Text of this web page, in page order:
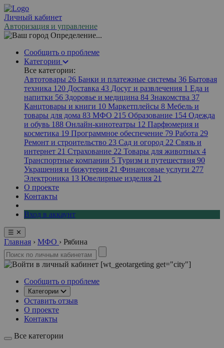
Личный кабинет
Авторизация и управление
Определение...
Сообщить о проблеме
Категории
Все категории:
Автотовары 26 Банки и платежные системы 36 Бытовая
техника 120 Доставка 43 Досуг и развлечения 1 Еда и
напитки 56 Здоровье и медицина 84 Знакомства 37
Канцтовары и книги 10 Маркетплейсы 8 Мебель и
товары для дома 83 МФО 215 Образование 154 Одежда
и обувь 188 Онлайн-кинотеатры 12 Парфюмерия и
косметика 19 Программное обеспечение 79 Работа 29
Ремонт и строительство 23 Сад и огород 22 Связь и
интернет 21 Страхование 22 Товары для животных 4
Транспортные компании 5 Туризм и путешествия 90
Украшения и бижутерия 21 Финансовые услуги 277
Электроника 13 Ювелирные изделия 21
О проекте
Контакты
Вход в аккаунт
☰ ✕
Главная › МФО › Рябина
[wt_geotargeting get="city"]
Сообщить о проблеме
Категории
Оставить отзыв
О проекте
Контакты
Все категории